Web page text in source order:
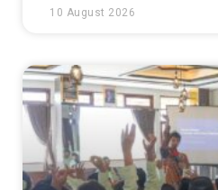
10 August 2026